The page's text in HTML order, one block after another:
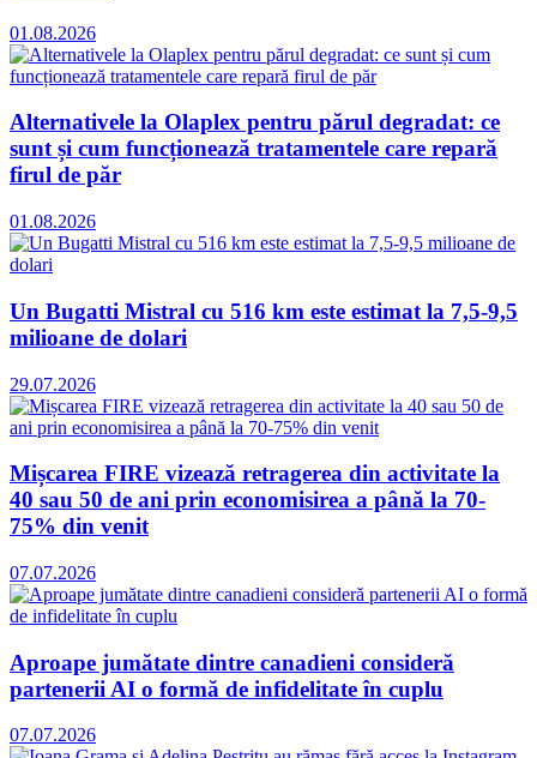
01.08.2026
Alternativele la Olaplex pentru părul degradat: ce
sunt și cum funcționează tratamentele care repară
firul de păr
01.08.2026
Un Bugatti Mistral cu 516 km este estimat la 7,5-9,5
milioane de dolari
29.07.2026
Mișcarea FIRE vizează retragerea din activitate la
40 sau 50 de ani prin economisirea a până la 70-
75% din venit
07.07.2026
Aproape jumătate dintre canadieni consideră
partenerii AI o formă de infidelitate în cuplu
07.07.2026